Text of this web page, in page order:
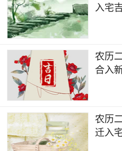
入宅
农历
合入
农历
迁入